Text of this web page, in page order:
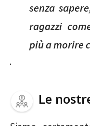
senza
ragazzi
più a morire
.
Le